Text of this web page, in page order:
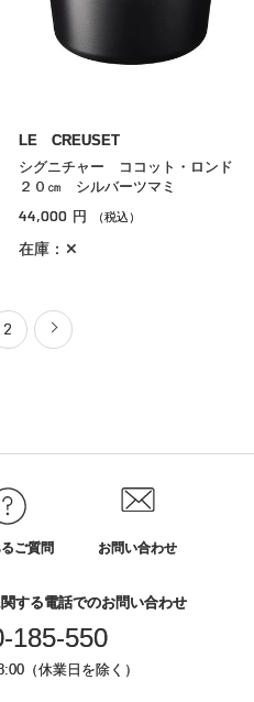
LE CREUSET
シグニチャー ココット・ロンド
２０㎝ シルバーツマミ
44,000 円 （税込）
在庫：✕
2
ご質問 お問い合わせ
する電話でのお問い合わせ
185-550
（休業日を除く）